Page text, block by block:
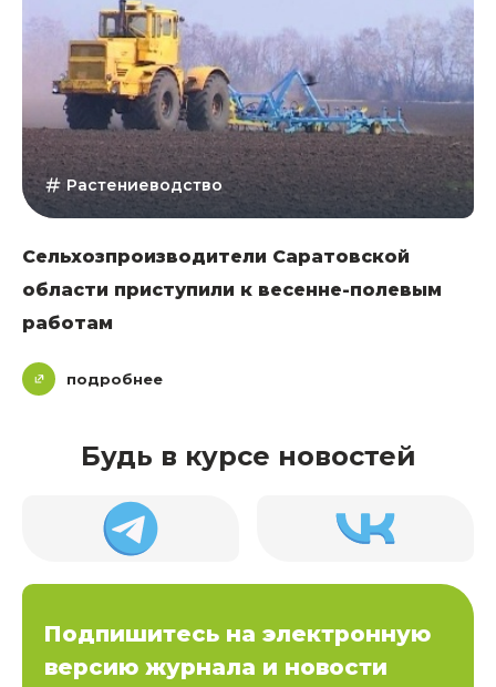
Растениеводство
Сельхозпроизводители Саратовской
области приступили к весенне-полевым
работам
подробнее
Будь в курсе новостей
Подпишитесь на электронную
версию журнала и новости